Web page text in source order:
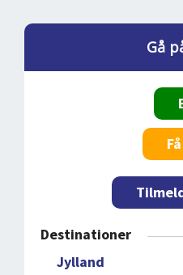
Gå
Destinationer
Jylland